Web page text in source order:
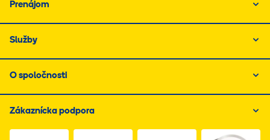
Prenájom
Služby
O spoločnosti
Zákaznícka podpora